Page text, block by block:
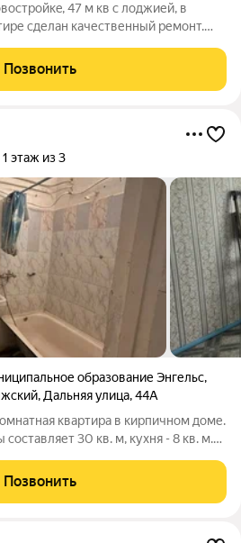
47 м кв с лоджией, в
сделан качественный ремонт.
коридор, высокие потолки.
Позвонить
1 этаж из 3
образование Энгельс,
, Дальняя улица,44А
квартира в кирпичном доме.
30 кв. м, кухня - 8 кв. м.
Высокие потолки - 3 метра, а окна
Позвонить